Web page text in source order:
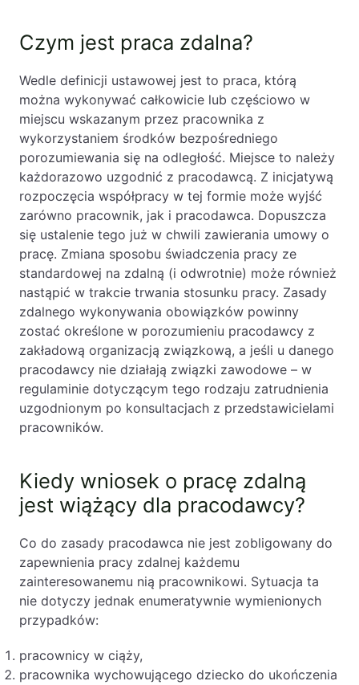
PL EN
Czym jest praca zdalna?
Wedle definicji ustawowej jest to praca, którą
można wykonywać całkowicie lub częściowo w
miejscu wskazanym przez pracownika z
wykorzystaniem środków bezpośredniego
porozumiewania się na odległość. Miejsce to należy
każdorazowo uzgodnić z pracodawcą. Z inicjatywą
rozpoczęcia współpracy w tej formie może wyjść
zarówno pracownik, jak i pracodawca. Dopuszcza
się ustalenie tego już w chwili zawierania umowy o
pracę. Zmiana sposobu świadczenia pracy ze
standardowej na zdalną (i odwrotnie) może również
nastąpić w trakcie trwania stosunku pracy. Zasady
zdalnego wykonywania obowiązków powinny
zostać określone w porozumieniu pracodawcy z
zakładową organizacją związkową, a jeśli u danego
pracodawcy nie działają związki zawodowe – w
regulaminie dotyczącym tego rodzaju zatrudnienia
uzgodnionym po konsultacjach z przedstawicielami
pracowników.
Kiedy wniosek o pracę zdalną
jest wiążący dla pracodawcy?
Co do zasady pracodawca nie jest zobligowany do
zapewnienia pracy zdalnej każdemu
zainteresowanemu nią pracownikowi. Sytuacja ta
nie dotyczy jednak enumeratywnie wymienionych
przypadków:
pracownicy w ciąży,
pracownika wychowującego dziecko do ukończenia